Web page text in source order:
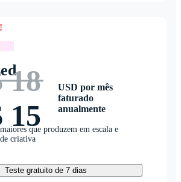
18
15
USD por mês
faturado
anualmente
que produzem em escala e
criativa
Teste gratuito de 7 dias